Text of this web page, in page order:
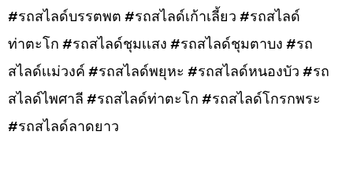
#รถสไลด์บรรตพต #รถสไลด์เก้าเลี้ยว #รถสไลด์
ท่าตะโก #รถสไลด์ชุมเเสง #รถสไลด์ชุมตาบง #รถ
สไลด์เเม่วงค์ #รถสไลด์พยุหะ #รถสไลด์หนองบัว #รถ
สไลด์ไพศาลี #รถสไลด์ท่าตะโก #รถสไลด์โกรกพระ
#รถสไลด์ลาดยาว